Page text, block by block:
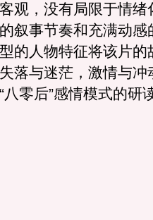
观，没有局限于情绪
叙事节奏和充满动感
的人物特征将该片的
落与迷茫，激情与冲
零后”感情模式的研